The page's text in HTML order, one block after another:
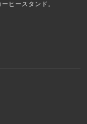
ヒースタンド。